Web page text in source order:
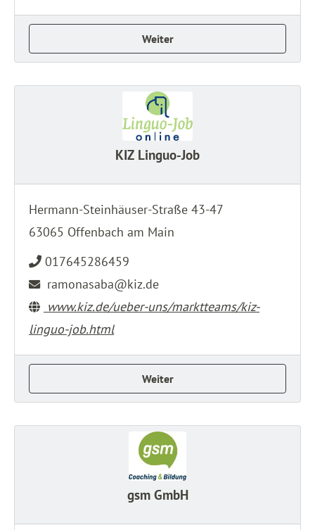
Weiter
KIZ Linguo-Job
Hermann-Steinhäuser-Straße 43-47
63065 Offenbach am Main
017645286459
ramonasaba@kiz.de
www.kiz.de/ueber-uns/marktteams/kiz-
linguo-job.html
Weiter
gsm GmbH